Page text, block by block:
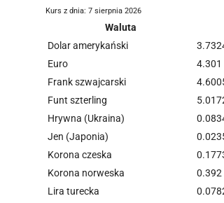
Kurs z dnia: 7 sierpnia 2026
Waluta
Dolar amerykański
Euro
4.301
Frank szwajcarski
Funt szterling
Hrywna (Ukraina)
Jen (Japonia)
Korona czeska
Korona norweska
0.392
Lira turecka